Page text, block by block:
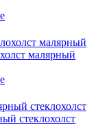
малярный
стеклохолст